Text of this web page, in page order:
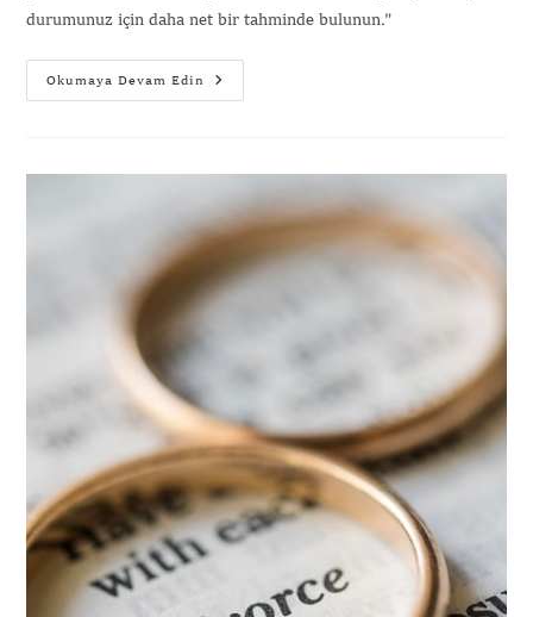
durumunuz için daha net bir tahminde bulunun."
Okumaya Devam Edin